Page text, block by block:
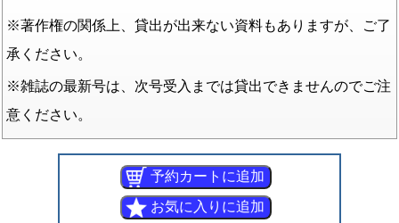
※著作権の関係上、貸出が出来ない資料もありますが、ご了
承ください。
※雑誌の最新号は、次号受入までは貸出できませんのでご注
意ください。